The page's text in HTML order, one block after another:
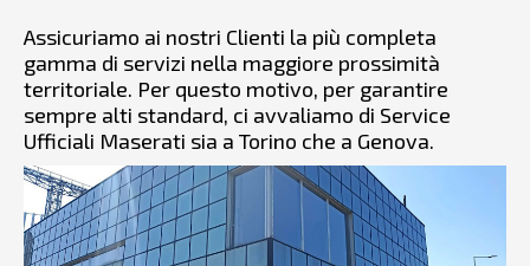
Assicuriamo ai nostri Clienti la più completa
gamma di servizi nella maggiore prossimità
territoriale. Per questo motivo, per garantire
sempre alti standard, ci avvaliamo di Service
Ufficiali Maserati sia a Torino che a Genova.